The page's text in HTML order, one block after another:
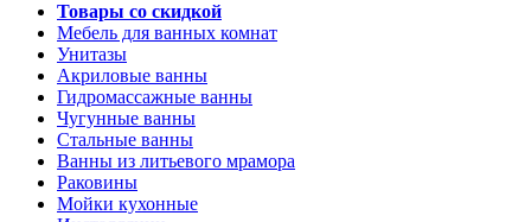
Товары со скидкой
Мебель для ванных комнат
Унитазы
Акриловые ванны
Гидромассажные ванны
Чугунные ванны
Стальные ванны
Ванны из литьевого мрамора
Раковины
Мойки кухонные